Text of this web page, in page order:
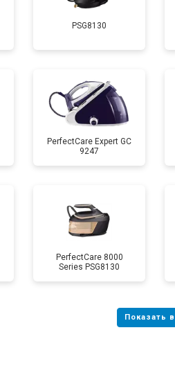
креплений, кнопок)
PSG8130
PerfectCare Expert GC
9247
PerfectCare 8000
Series PSG8130